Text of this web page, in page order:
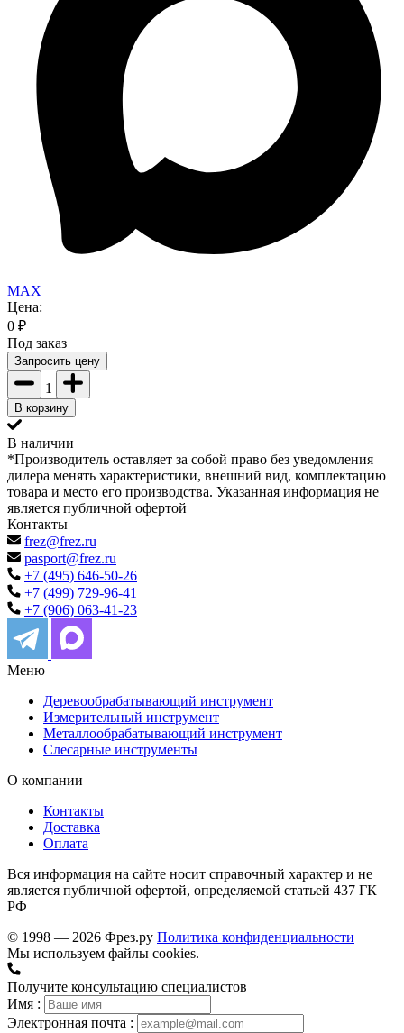
MAX
Цена:
0 ₽
Под заказ
Запросить цену
1
В корзину
В наличии
*Производитель оставляет за собой право без уведомления
дилера менять характеристики, внешний вид, комплектацию
товара и место его производства. Указанная информация не
является публичной офертой
Контакты
frez@frez.ru
pasport@frez.ru
+7 (495) 646-50-26
+7 (499) 729-96-41
+7 (906) 063-41-23
Меню
Деревообрабатывающий инструмент
Измерительный инструмент
Металлообрабатывающий инструмент
Слесарные инструменты
О компании
Контакты
Доставка
Оплата
Вся информация на сайте носит справочный характер и не
является публичной офертой, определяемой статьей 437 ГК
РФ
© 1998 — 2026 Фрез.ру Политика конфиденциальности
Мы используем файлы cookies.
Получите консультацию специалистов
Имя :
Электронная почта :